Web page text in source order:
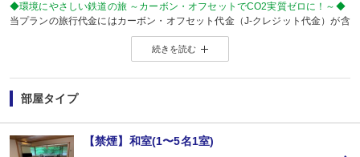
◆環境にやさしい鉄道の旅 ～カーボン・オフセットでCO2実質ゼロに！～◆
当プランの旅行代金にはカーボン・オフセット代金（J-クレジット代金）が含
森林保全に役立てられます。
旅行の移動で排出されるCO2を埋め合わせ（オフセット）出来る仕組みとなっ
※カーボン・オフセットについて、詳しくはこちら
※購入先：日本製紙木材株式会社
※J-クレジット制度とは…省エネルギー機器の導入や森林経営などの取組みに
温室効果ガスの排出削減量や吸収量をクレジット」として国が認証する制度
J-クレジットの購入は、地域の森林整備を応援することに繋がります。
【お宿からのお楽しみメニュー】
続きを読む
部屋タイプ
【禁煙】和室(1〜5名1室)